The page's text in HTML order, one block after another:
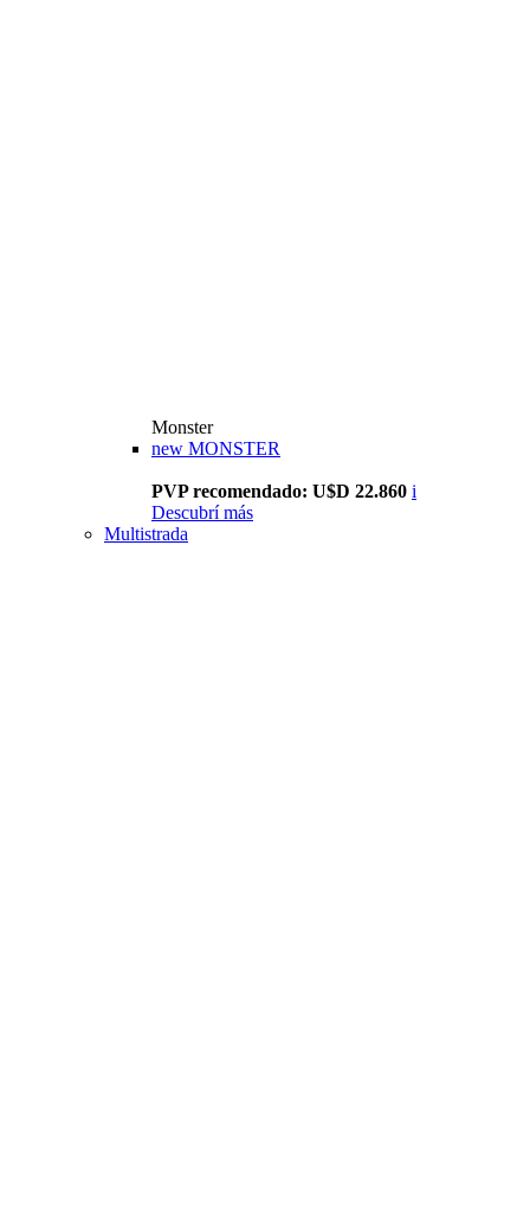
Monster
new MONSTER
PVP recomendado: U$D 22.860 i
Descubrí más
Multistrada